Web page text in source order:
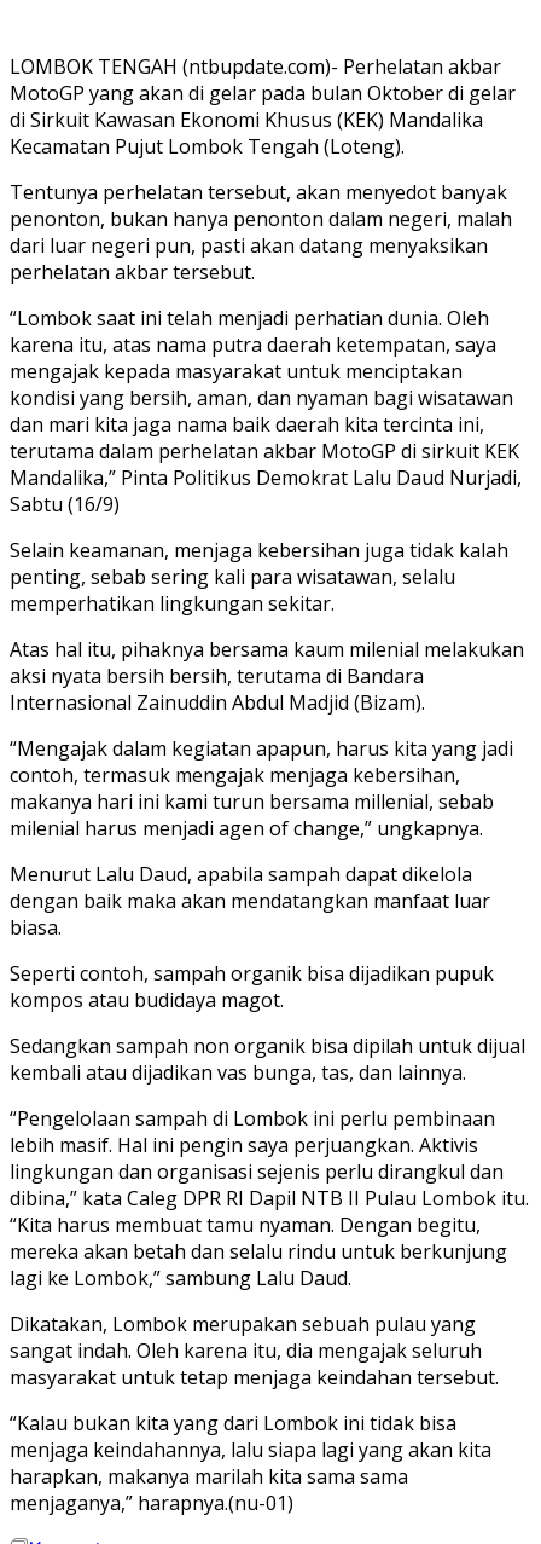
LOMBOK TENGAH (ntbupdate.com)- Perhelatan akbar
MotoGP yang akan di gelar pada bulan Oktober di gelar
di Sirkuit Kawasan Ekonomi Khusus (KEK) Mandalika
Kecamatan Pujut Lombok Tengah (Loteng).
Tentunya perhelatan tersebut, akan menyedot banyak
penonton, bukan hanya penonton dalam negeri, malah
dari luar negeri pun, pasti akan datang menyaksikan
perhelatan akbar tersebut.
“Lombok saat ini telah menjadi perhatian dunia. Oleh
karena itu, atas nama putra daerah ketempatan, saya
mengajak kepada masyarakat untuk menciptakan
kondisi yang bersih, aman, dan nyaman bagi wisatawan
dan mari kita jaga nama baik daerah kita tercinta ini,
terutama dalam perhelatan akbar MotoGP di sirkuit KEK
Mandalika,” Pinta Politikus Demokrat Lalu Daud Nurjadi,
Sabtu (16/9)
Selain keamanan, menjaga kebersihan juga tidak kalah
penting, sebab sering kali para wisatawan, selalu
memperhatikan lingkungan sekitar.
Atas hal itu, pihaknya bersama kaum milenial melakukan
aksi nyata bersih bersih, terutama di Bandara
Internasional Zainuddin Abdul Madjid (Bizam).
“Mengajak dalam kegiatan apapun, harus kita yang jadi
contoh, termasuk mengajak menjaga kebersihan,
makanya hari ini kami turun bersama millenial, sebab
milenial harus menjadi agen of change,” ungkapnya.
Menurut Lalu Daud, apabila sampah dapat dikelola
dengan baik maka akan mendatangkan manfaat luar
biasa.
Seperti contoh, sampah organik bisa dijadikan pupuk
kompos atau budidaya magot.
Sedangkan sampah non organik bisa dipilah untuk dijual
kembali atau dijadikan vas bunga, tas, dan lainnya.
“Pengelolaan sampah di Lombok ini perlu pembinaan
lebih masif. Hal ini pengin saya perjuangkan. Aktivis
lingkungan dan organisasi sejenis perlu dirangkul dan
dibina,” kata Caleg DPR RI Dapil NTB II Pulau Lombok itu.
“Kita harus membuat tamu nyaman. Dengan begitu,
mereka akan betah dan selalu rindu untuk berkunjung
lagi ke Lombok,” sambung Lalu Daud.
Dikatakan, Lombok merupakan sebuah pulau yang
sangat indah. Oleh karena itu, dia mengajak seluruh
masyarakat untuk tetap menjaga keindahan tersebut.
“Kalau bukan kita yang dari Lombok ini tidak bisa
menjaga keindahannya, lalu siapa lagi yang akan kita
harapkan, makanya marilah kita sama sama
menjaganya,” harapnya.(nu-01)